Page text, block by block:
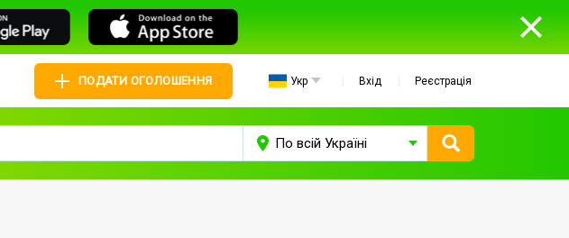
ПОДАТИ ОГОЛОШЕННЯ Укр Вхід Реєстрація